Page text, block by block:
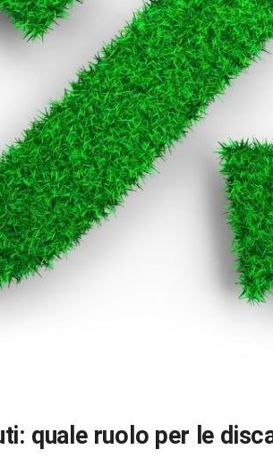
quale ruolo per le